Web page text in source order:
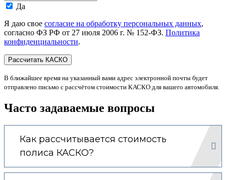
E-
mail
Персональные
Да
Я даю свое согласие на обработку персональных данных,
согласно ФЗ РФ от 27 июля 2006 г. № 152-ФЗ. Политика
конфиденциальности.
В ближайшее время на указанный вами адрес электронной почты будет
отправлено письмо с рассчётом стоимости КАСКО для вашего автомобиля.
Часто задаваемые вопросы
Как рассчитывается стоимость
полиса КАСКО?